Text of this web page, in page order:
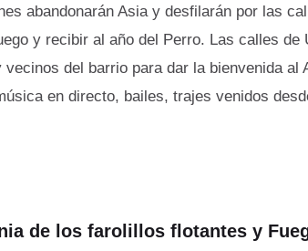
abandonarán Asia y desfilarán por las
y recibir al año del Perro. Las calles de
vecinos del barrio para dar la bienvenida al
en directo, bailes, trajes venidos
de los farolillos flotantes y